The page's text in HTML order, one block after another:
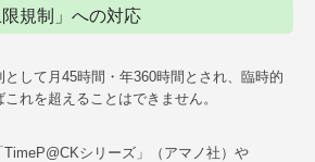
限規制」への対応
して月45時間・年360時間とされ、臨時的
れを超えることはできません。
TimeP@CKシリーズ」（アマノ社）や